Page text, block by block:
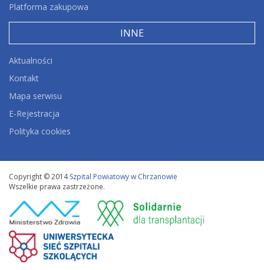
Platforma zakupowa
INNE
Aktualności
Kontakt
Mapa serwisu
E-Rejestracja
Polityka cookies
Copyright © 2014Szpital Powiatowy w Chrzanowie
Wszelkie prawa zastrzeżone.